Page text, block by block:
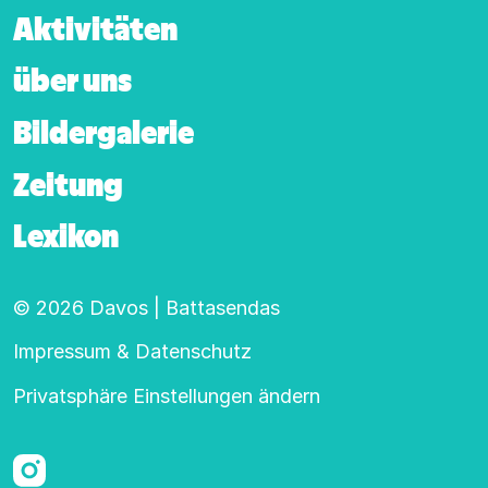
Aktivitäten
über uns
Bildergalerie
Zeitung
Lexikon
© 2026 Davos | Battasendas
Footer-Hauptnavigation
Impressum & Datenschutz
Privatsphäre Einstellungen ändern
Instagram